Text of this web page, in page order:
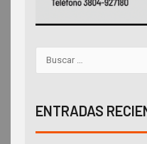
ENTRADAS